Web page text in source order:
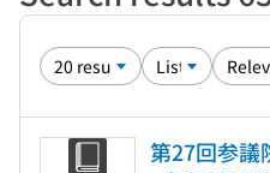
第27回参議